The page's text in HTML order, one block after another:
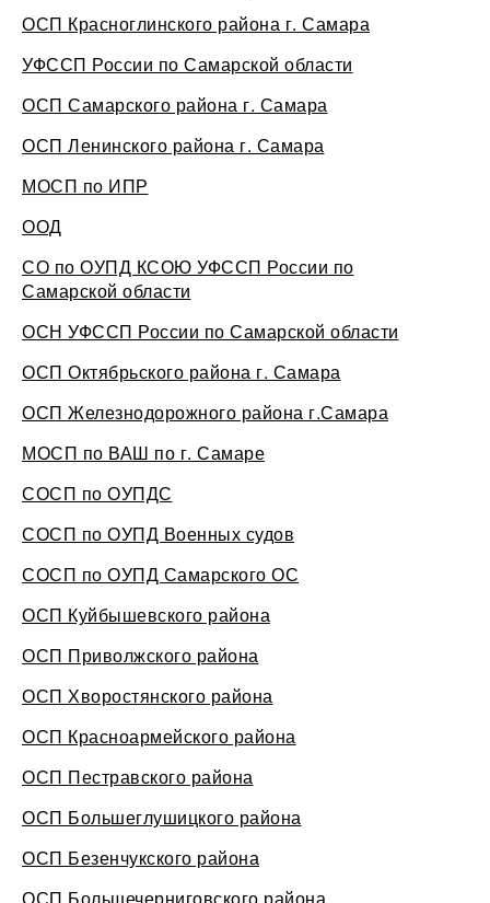
ОСП Красноглинского района г. Самара
УФССП России по Самарской области
ОСП Самарского района г. Самара
ОСП Ленинского района г. Самара
МОСП по ИПР
ООД
СО по ОУПД КСОЮ УФССП России по
Самарской области
ОСН УФССП России по Самарской области
ОСП Октябрьского района г. Самара
ОСП Железнодорожного района г.Самара
МОСП по ВАШ по г. Самаре
СОСП по ОУПДС
СОСП по ОУПД Военных судов
СОСП по ОУПД Самарского ОС
ОСП Куйбышевского района
ОСП Приволжского района
ОСП Хворостянского района
ОСП Красноармейского района
ОСП Пестравского района
ОСП Большеглушицкого района
ОСП Безенчукского района